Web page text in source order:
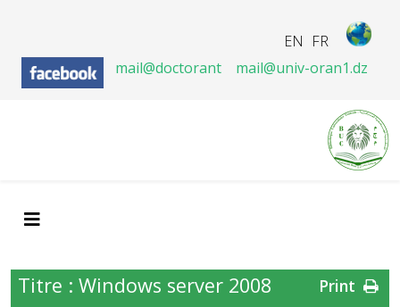
FR
EN
mail@doctorant
mail@univ-oran1.dz
Titre : Windows server 2008